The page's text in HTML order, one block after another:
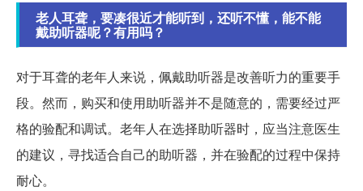
老人耳聋，要凑很近才能听到，还听不懂，能不能
戴助听器呢？有用吗？
对于耳聋的老年人来说，佩戴助听器是改善听力的重要手
段。然而，购买和使用助听器并不是随意的，需要经过严
格的验配和调试。老年人在选择助听器时，应当注意医生
的建议，寻找适合自己的助听器，并在验配的过程中保持
耐心。